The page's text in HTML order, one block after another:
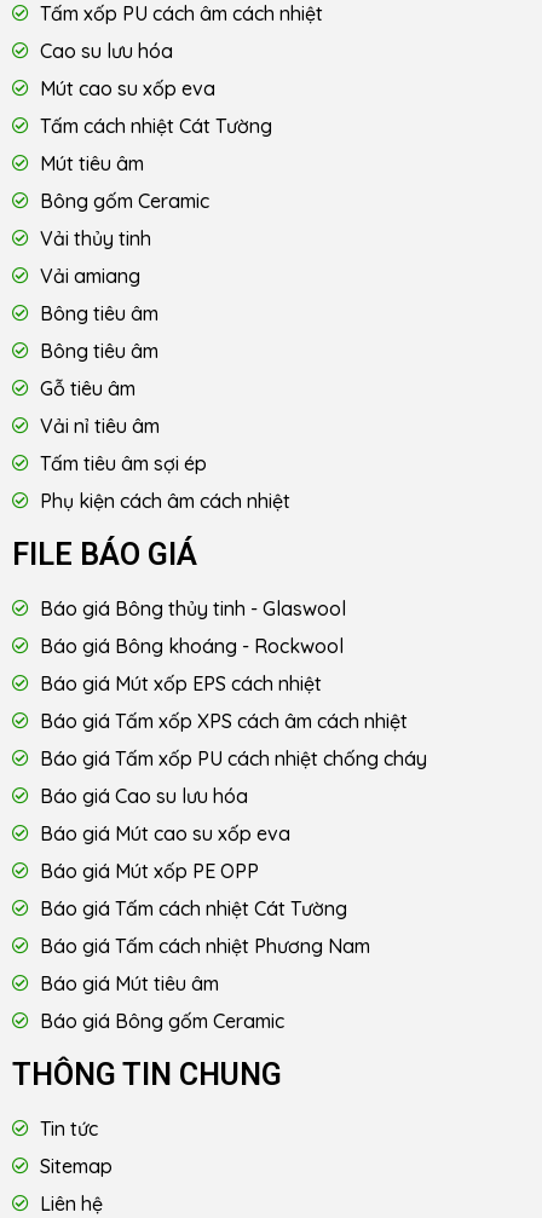
Tấm xốp PU cách âm cách nhiệt
Cao su lưu hóa
Mút cao su xốp eva
Tấm cách nhiệt Cát Tường
Mút tiêu âm
Bông gốm Ceramic
Vải thủy tinh
Vải amiang
Bông tiêu âm
Bông tiêu âm
Gỗ tiêu âm
Vải nỉ tiêu âm
Tấm tiêu âm sợi ép
Phụ kiện cách âm cách nhiệt
FILE BÁO GIÁ
Báo giá Bông thủy tinh - Glaswool
Báo giá Bông khoáng - Rockwool
Báo giá Mút xốp EPS cách nhiệt
Báo giá Tấm xốp XPS cách âm cách nhiệt
Báo giá Tấm xốp PU cách nhiệt chống cháy
Báo giá Cao su lưu hóa
Báo giá Mút cao su xốp eva
Báo giá Mút xốp PE OPP
Báo giá Tấm cách nhiệt Cát Tường
Báo giá Tấm cách nhiệt Phương Nam
Báo giá Mút tiêu âm
Báo giá Bông gốm Ceramic
THÔNG TIN CHUNG
Tin tức
Sitemap
Liên hệ